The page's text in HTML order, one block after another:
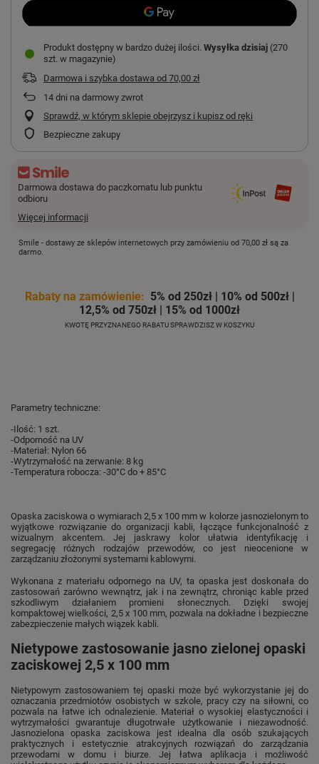
Produkt dostępny w bardzo dużej ilości Wysyłka dzisiaj (270
szt. w magazynie)
Darmowa i szybka dostawa od 70,00 zł
14 dni na darmowy zwrot
Sprawdź, w którym sklepie obejrzysz i kupisz od ręki
Bezpieczne zakupy
Darmowa dostawa do paczkomatu lub punktu
odbioru
Więcej informacji
Smile - dostawy ze sklepów internetowych przy zamówieniu od 70,00 zł są za
darmo.
Rabaty na zamówienie: 5% od 250zł | 10% od 500zł |
12,5% od 750zł | 15% od 1000zł
KWOTĘ PRZYZNANEGO RABATU SPRAWDZISZ W KOSZYKU
Parametry techniczne:
-Ilość: 1 szt.
-Odporność na UV
-Materiał: Nylon 66
-Wytrzymałość na zerwanie: 8 kg
-Temperatura robocza: -30°C do + 85°C
Opaska zaciskowa o wymiarach 2,5 x 100 mm w kolorze jasnozielonym to
wyjątkowe rozwiązanie do organizacji kabli, łączące funkcjonalność z
wizualnym akcentem. Jej jaskrawy kolor ułatwia identyfikację i
segregację różnych rodzajów przewodów, co jest nieocenione w
zarządzaniu złożonymi systemami kablowymi.
Wykonana z materiału odpornego na UV, ta opaska jest doskonała do
zastosowań zarówno wewnątrz, jak i na zewnątrz, chroniąc kable przed
szkodliwym działaniem promieni słonecznych. Dzięki swojej
kompaktowej wielkości, 2,5 x 100 mm, pozwala na dokładne i bezpieczne
zabezpieczenie małych wiązek kabli.
Nietypowe zastosowanie jasno zielonej opaski
zaciskowej 2,5 x 100 mm
Nietypowym zastosowaniem tej opaski może być wykorzystanie jej do
oznaczania przedmiotów osobistych w szkole, pracy czy na siłowni, co
pozwala na łatwe ich odnalezienie. Materiał o wysokiej elastyczności i
wytrzymałości gwarantuje długotrwałe użytkowanie i niezawodność.
Jasnozielona opaska zaciskowa jest idealna dla osób szukających
praktycznych i estetycznie atrakcyjnych rozwiązań do zarządzania
przewodami w domu i biurze. Jej łatwa aplikacja i możliwość